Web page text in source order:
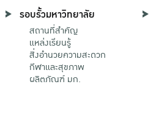
รอบรั้วมหาวิทยาลัย
สถานที่สำคัญ
แหล่งเรียนรู้
สิ่งอำนวยความสะดวก
กีฬาและสุขภาพ
ผลิตภัณฑ์ มก.